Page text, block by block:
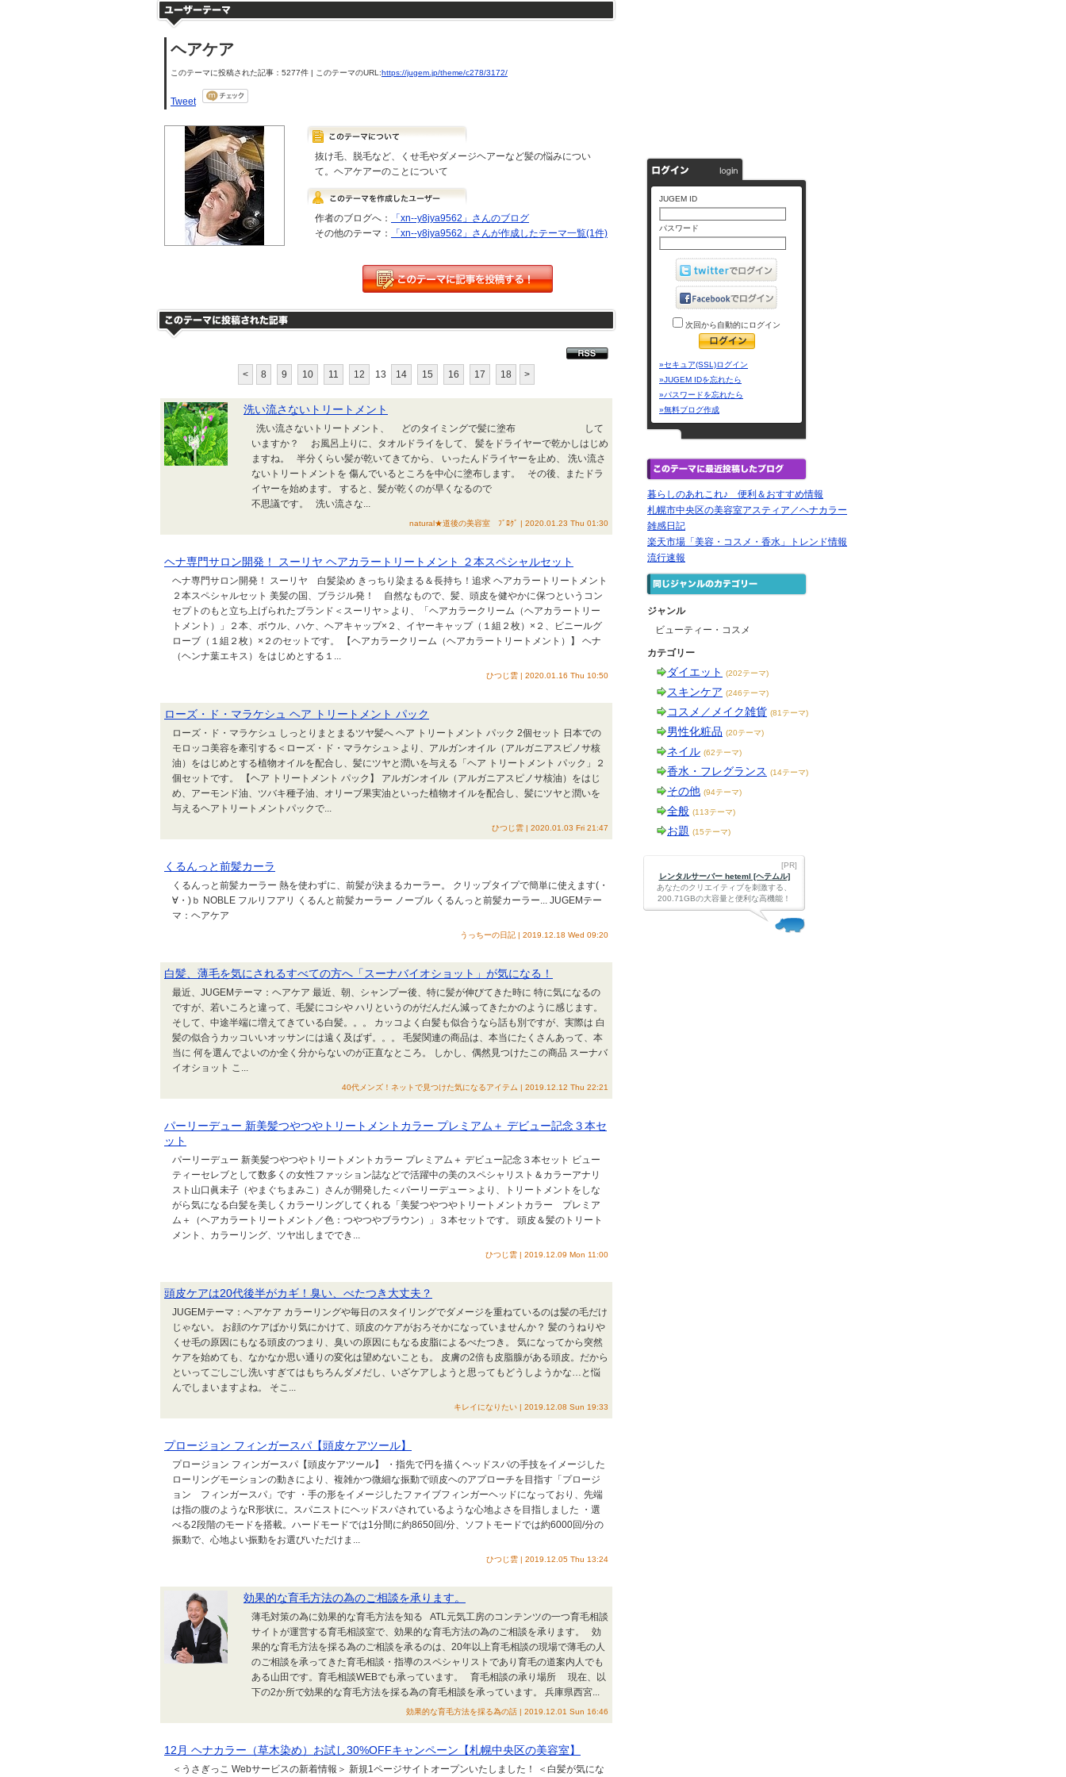
ヘアケア
このテーマに投稿された記事：5277件 | このテーマのURL:https://jugem.jp/theme/c278/3172/
Tweet
抜け毛、脱毛など、くせ毛やダメージヘアーなど髪の悩みについ
て。ヘアケアーのことについて
作者のブログへ：
「xn--y8jya9562」さんのブログ
その他のテーマ：
「xn--y8jya9562」さんが作成したテーマ一覧(1件)
< 8 9 10 11 12 13 14 15 16 17 18 >
洗い流さないトリートメント
洗い流さないトリートメント、 どのタイミングで髪に塗布 して
いますか？ お風呂上りに、タオルドライをして、 髪をドライヤーで乾かしはじめ
ますね。 半分くらい髪が乾いてきてから、 いったんドライヤーを止め、 洗い流さ
ないトリートメントを 傷んでいるところを中心に塗布します。 その後、またドラ
イヤーを始めます。 すると、髪が乾くのが早くなるので
不思議です。 洗い流さな...
natural★道後の美容室 ﾌﾞﾛｸﾞ | 2020.01.23 Thu 01:30
ヘナ専門サロン開発！ スーリヤ ヘアカラートリートメント ２本スペシャルセット
ヘナ専門サロン開発！ スーリヤ 白髪染め きっちり染まる＆長持ち！追求 ヘアカラートリートメント
２本スペシャルセット 美髪の国、ブラジル発！ 自然なもので、髪、頭皮を健やかに保つというコン
セプトのもと立ち上げられたブランド＜スーリヤ＞より、「ヘアカラークリーム（ヘアカラートリー
トメント）」２本、ボウル、ハケ、ヘアキャップ×２、イヤーキャップ（１組２枚）×２、ビニールグ
ローブ（１組２枚）×２のセットです。 【ヘアカラークリーム（ヘアカラートリートメント）】 ヘナ
（ヘンナ葉エキス）をはじめとする１...
ひつじ雲 | 2020.01.16 Thu 10:50
ローズ・ド・マラケシュ ヘア トリートメント パック
ローズ・ド・マラケシュ しっとりまとまるツヤ髪へ ヘア トリートメント パック 2個セット 日本での
モロッコ美容を牽引する＜ローズ・ド・マラケシュ＞より、アルガンオイル（アルガニアスピノサ核
油）をはじめとする植物オイルを配合し、髪にツヤと潤いを与える「ヘア トリートメント パック」２
個セットです。 【ヘア トリートメント パック】 アルガンオイル（アルガニアスピノサ核油）をはじ
め、アーモンド油、ツバキ種子油、オリーブ果実油といった植物オイルを配合し、髪にツヤと潤いを
与えるヘアトリートメントパックで...
ひつじ雲 | 2020.01.03 Fri 21:47
くるんっと前髪カーラ
くるんっと前髪カーラー 熱を使わずに、前髪が決まるカーラー。 クリップタイプで簡単に使えます(・
∀・)ｂ NOBLE フルリフアリ くるんと前髪カーラー ノーブル くるんっと前髪カーラー... JUGEMテー
マ：ヘアケア
うっちーの日記 | 2019.12.18 Wed 09:20
白髪、薄毛を気にされるすべての方へ「スーナバイオショット」が気になる！
最近、JUGEMテーマ：ヘアケア 最近、朝、シャンプー後、特に髪が伸びてきた時に 特に気になるの
ですが、若いころと違って、毛髪にコシや ハリというのがだんだん減ってきたかのように感じます。
そして、中途半端に増えてきている白髪。。。 カッコよく白髪も似合うなら話も別ですが、実際は 白
髪の似合うカッコいいオッサンには遠く及ばず。。。 毛髪関連の商品は、本当にたくさんあって、本
当に 何を選んでよいのか全く分からないのが正直なところ。 しかし、偶然見つけたこの商品 スーナバ
イオショット こ...
40代メンズ！ネットで見つけた気になるアイテム | 2019.12.12 Thu 22:21
パーリーデュー 新美髪つやつやトリートメントカラー プレミアム＋ デビュー記念３本セ
ット
パーリーデュー 新美髪つやつやトリートメントカラー プレミアム＋ デビュー記念３本セット ビュー
ティーセレブとして数多くの女性ファッション誌などで活躍中の美のスペシャリスト＆カラーアナリ
スト山口眞未子（やまぐちまみこ）さんが開発した＜パーリーデュー＞より、トリートメントをしな
がら気になる白髪を美しくカラーリングしてくれる「美髪つやつやトリートメントカラー プレミア
ム＋（ヘアカラートリートメント／色：つやつやブラウン）」３本セットです。 頭皮＆髪のトリート
メント、カラーリング、ツヤ出しまででき...
ひつじ雲 | 2019.12.09 Mon 11:00
頭皮ケアは20代後半がカギ！臭い、べたつき大丈夫？
JUGEMテーマ：ヘアケア カラーリングや毎日のスタイリングでダメージを重ねているのは髪の毛だけ
じゃない。 お顔のケアばかり気にかけて、頭皮のケアがおろそかになっていませんか？ 髪のうねりや
くせ毛の原因にもなる頭皮のつまり、臭いの原因にもなる皮脂によるべたつき。 気になってから突然
ケアを始めても、なかなか思い通りの変化は望めないことも。 皮膚の2倍も皮脂腺がある頭皮。だから
といってごしごし洗いすぎてはもちろんダメだし、いざケアしようと思ってもどうしようかな…と悩
んでしまいますよね。 そこ...
キレイになりたい | 2019.12.08 Sun 19:33
プロージョン フィンガースパ【頭皮ケアツール】
プロージョン フィンガースパ【頭皮ケアツール】 ・指先で円を描くヘッドスパの手技をイメージした
ローリングモーションの動きにより、複雑かつ微細な振動で頭皮ヘのアプローチを目指す「プロージ
ョン フィンガースパ」です ・手の形をイメージしたファイブフィンガーヘッドになっており、先端
は指の腹のようなR形状に。スパニストにヘッドスパされているような心地よさを目指しました ・選
べる2段階のモードを搭載。ハードモードでは1分間に約8650回/分、ソフトモードでは約6000回/分の
振動で、心地よい振動をお選びいただけま...
ひつじ雲 | 2019.12.05 Thu 13:24
効果的な育毛方法の為のご相談を承ります。
薄毛対策の為に効果的な育毛方法を知る ATL元気工房のコンテンツの一つ育毛相談
サイトが運営する育毛相談室で、効果的な育毛方法の為のご相談を承ります。 効
果的な育毛方法を採る為のご相談を承るのは、20年以上育毛相談の現場で薄毛の人
のご相談を承ってきた育毛相談・指導のスペシャリストであり育毛の道案内人でも
ある山田です。育毛相談WEBでも承っています。 育毛相談の承り場所 現在、以
下の2か所で効果的な育毛方法を採る為の育毛相談を承っています。 兵庫県西宮...
効果的な育毛方法を採る為の話 | 2019.12.01 Sun 16:46
12月 ヘナカラー（草木染め）お試し30%OFFキャンペーン【札幌中央区の美容室】
＜うさぎっこ Webサービスの新着情報＞ 新規1ページサイトオープンいたしました！ ＜白髪が気にな
JUGEM ID
パスワード
次回から自動的にログイン
»セキュア(SSL)ログイン
»JUGEM IDを忘れたら
»パスワードを忘れたら
»無料ブログ作成
暮らしのあれこれ♪ 便利＆おすすめ情報
札幌市中央区の美容室アスティア／ヘナカラー
雑感日記
楽天市場「美容・コスメ・香水」トレンド情報
流行速報
ジャンル
ビューティー・コスメ
カテゴリー
ダイエット (202テーマ)
スキンケア (246テーマ)
コスメ／メイク雑貨 (81テーマ)
男性化粧品 (20テーマ)
ネイル (62テーマ)
香水・フレグランス (14テーマ)
その他 (94テーマ)
全般 (113テーマ)
お題 (15テーマ)
[PR]
レンタルサーバー heteml [ヘテムル]
あなたのクリエイティブを刺激する、
200.71GBの大容量と便利な高機能！